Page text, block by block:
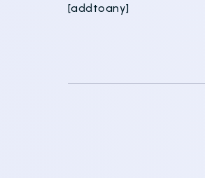
[addtoany]